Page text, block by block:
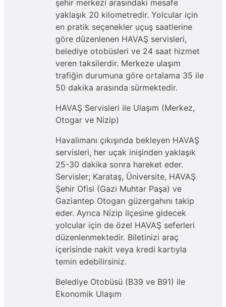
şehir merkezi arasındaki mesafe
yaklaşık 20 kilometredir. Yolcular için
en pratik seçenekler uçuş saatlerine
göre düzenlenen HAVAŞ servisleri,
belediye otobüsleri ve 24 saat hizmet
veren taksilerdir. Merkeze ulaşım
trafiğin durumuna göre ortalama 35 ile
50 dakika arasında sürmektedir.
HAVAŞ Servisleri ile Ulaşım (Merkez,
Otogar ve Nizip)
Havalimanı çıkışında bekleyen HAVAŞ
servisleri, her uçak inişinden yaklaşık
25-30 dakika sonra hareket eder.
Servisler; Karataş, Üniversite, HAVAŞ
Şehir Ofisi (Gazi Muhtar Paşa) ve
Gaziantep Otogarı güzergahını takip
eder. Ayrıca Nizip ilçesine gidecek
yolcular için de özel HAVAŞ seferleri
düzenlenmektedir. Biletinizi araç
içerisinde nakit veya kredi kartıyla
temin edebilirsiniz.
Belediye Otobüsü (B39 ve B91) ile
Ekonomik Ulaşım